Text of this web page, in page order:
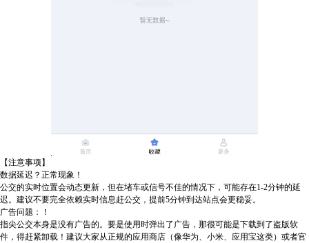
【注意事项】
数据延迟？正常现象！
公交的实时位置会动态更新，但在堵车或信号不佳的情况下，可能存在1-2分钟的延
迟。建议不要完全依赖实时信息赶公交，提前5分钟到达站点会更稳妥。
广告问题：！
指尖公交本身是没有广告的。要是使用时弹出了广告，那很可能是下载到了盗版软
件，得赶紧卸载！建议大家从正规的应用商店（像华为、小米、应用宝这类）或者官